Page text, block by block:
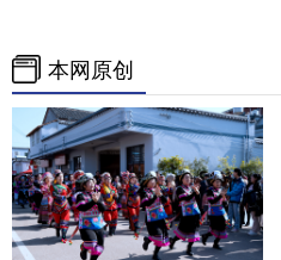
本网原创